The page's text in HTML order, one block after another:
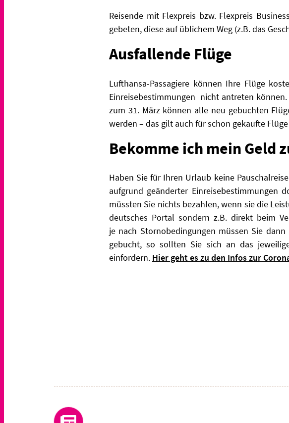
Reisende mit Flexpreis bzw. Flexpreis
gebeten, diese auf üblichem Weg (z.B. das
Ausfallende Flüge
Lufthansa-Passagiere können Ihre Flüge
Einreisebestimmungen nicht antreten
zum 31. März können alle neu gebuchten
werden – das gilt auch für schon gekaufte
Bekomme ich mein Geld
Haben Sie für Ihren Urlaub keine
aufgrund geänderter Einreisebestimmungen
müssten Sie nichts bezahlen, wenn sie die
deutsches Portal sondern z.B. direkt beim
je nach Stornobedingungen müssen Sie
gebucht, so sollten Sie sich an das
einfordern. Hier geht es zu den Infos zur